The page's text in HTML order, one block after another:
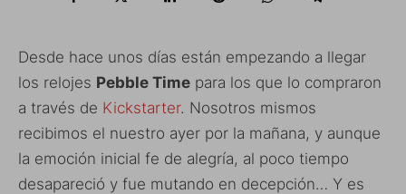
Desde hace unos días están empezando a llegar
los relojes Pebble Time para los que lo compraron
a través de Kickstarter. Nosotros mismos
recibimos el nuestro ayer por la mañana, y aunque
la emoción inicial fe de alegría, al poco tiempo
desapareció y fue mutando en decepción… Y es